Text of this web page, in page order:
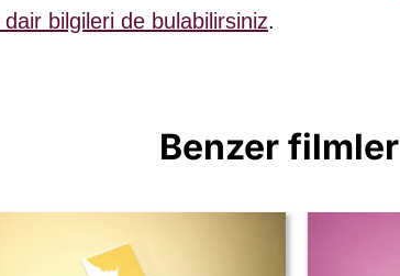
bilgileri de bulabilirsiniz.
Benzer filmler